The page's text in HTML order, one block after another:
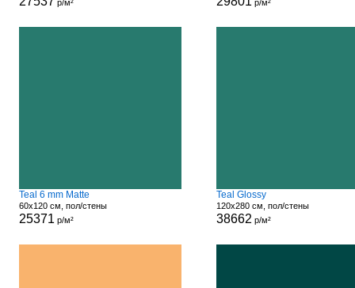
р/м² р/м²
Teal 6 mm Matte
60x120 см, пол/стены
25371 р/м²
Teal Glossy
120x280 см, пол/стены
38662 р/м²